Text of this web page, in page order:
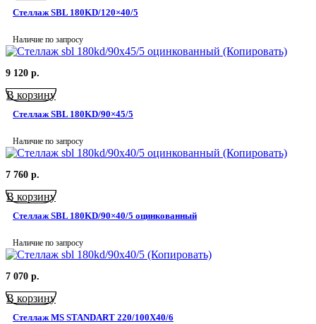
Стеллаж SBL 180KD/120×40/5
Наличие по запросу
9 120 р.
В корзину
Стеллаж SBL 180KD/90×45/5
Наличие по запросу
7 760 р.
В корзину
Стеллаж SBL 180KD/90×40/5 оцинкованный
Наличие по запросу
7 070 р.
В корзину
Стеллаж MS STANDART 220/100X40/6